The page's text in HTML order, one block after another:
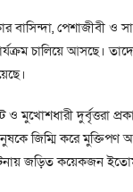
বাসিন্দা, পেশাজীবী ও
চালিয়ে আসছে।
মুখোশধারী দুর্বৃত্তরা
জিম্মি করে মুক্তিপণ
জড়িত কয়েকজন